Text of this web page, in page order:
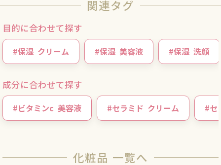
関連タグ
目的に合わせて探す
#保湿 クリーム #保湿 美容液 #保湿 洗顔
成分に合わせて探す
#ビタミンc 美容液 #セラミド クリーム #セ
化粧品 一覧へ